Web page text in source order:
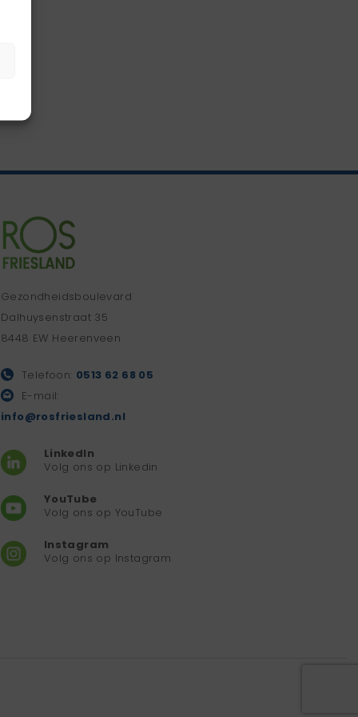
Gezondheidsboulevard
Dalhuysenstraat 35
8448 EW Heerenveen
Telefoon: 0513 62 68 05
E-mail:
info@rosfriesland.nl
LinkedIn
Volg ons op Linkedin
YouTube
Volg ons op YouTube
Instagram
Volg ons op Instagram